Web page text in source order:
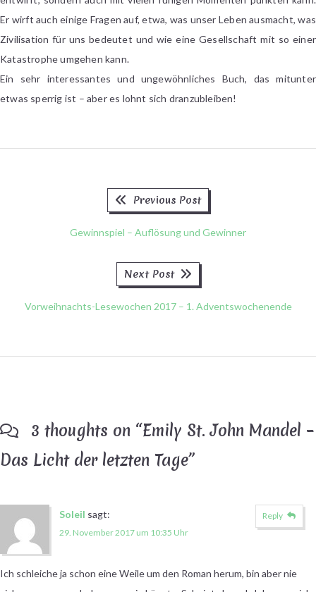
Er wirft auch einige Fragen auf, etwa, was unser Leben ausmacht, was
Zivilisation für uns bedeutet und wie eine Gesellschaft mit so einer
Katastrophe umgehen kann.
Ein sehr interessantes und ungewöhnliches Buch, das mitunter
etwas sperrig ist – aber es lohnt sich dranzubleiben!
BeitragsnavigationPrevious Post
Gewinnspiel – Auflösung und Gewinner
Next Post
Vorweihnachts-Lesewochen 2017 – 1. Adventswochenende
3 thoughts on “Emily St. John Mandel –
Das Licht der letzten Tage”
Soleil sagt:
29. November 2017 um 10:35 Uhr
Ich schleiche ja schon eine Weile um den Roman herum, bin aber nie
Reply